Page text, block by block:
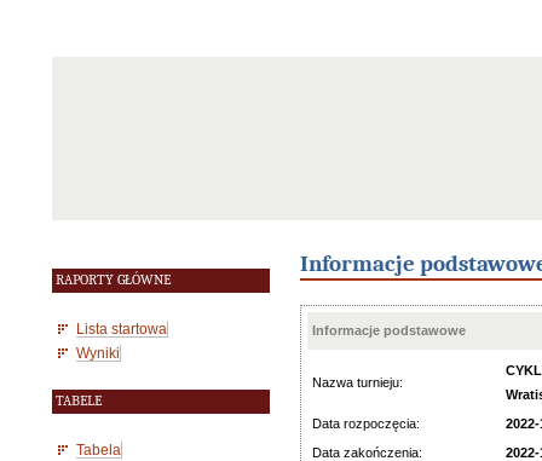
RAPORTY GŁÓWNE
Lista startowa
Wyniki
TABELE
Tabela
Informacje
Informacje podstawowe
Nazwa turnieju:
Data rozpoczęcia:
2022-
Data zakończenia:
2022-